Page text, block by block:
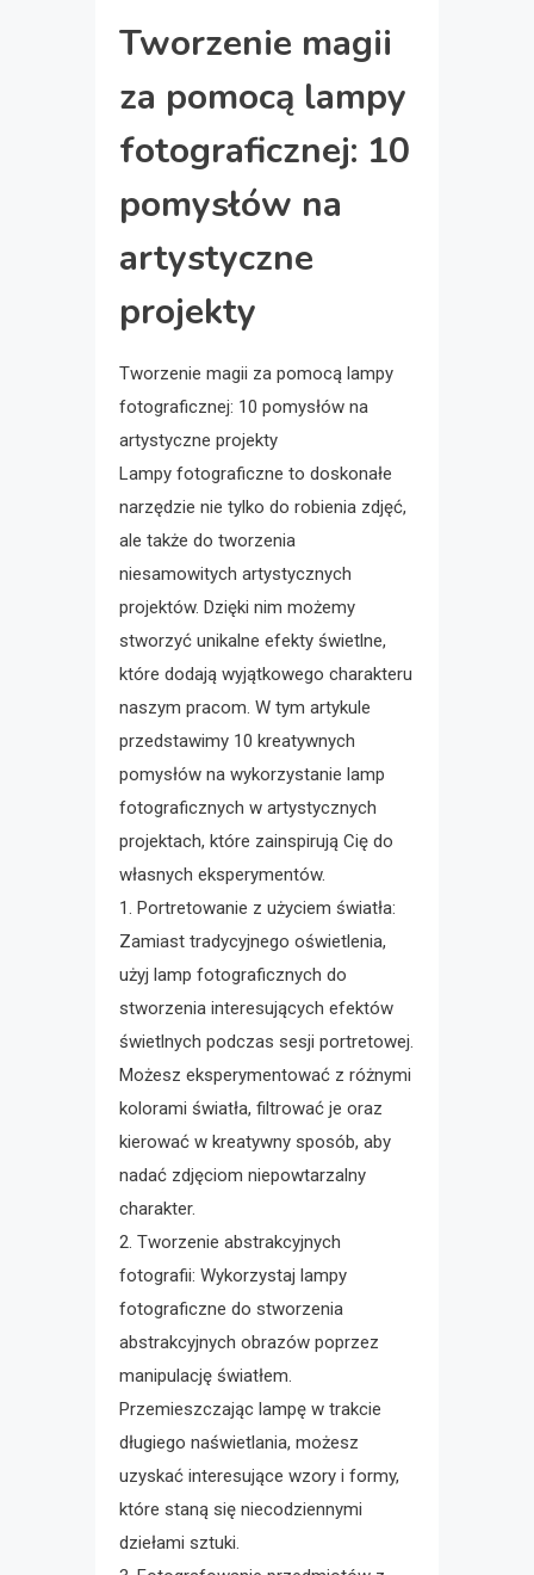
Tworzenie magii
za pomocą lampy
fotograficznej: 10
pomysłów na
artystyczne
projekty
Tworzenie magii za pomocą lampy
fotograficznej: 10 pomysłów na
artystyczne projekty
Lampy fotograficzne to doskonałe
narzędzie nie tylko do robienia zdjęć,
ale także do tworzenia
niesamowitych artystycznych
projektów. Dzięki nim możemy
stworzyć unikalne efekty świetlne,
które dodają wyjątkowego charakteru
naszym pracom. W tym artykule
przedstawimy 10 kreatywnych
pomysłów na wykorzystanie lamp
fotograficznych w artystycznych
projektach, które zainspirują Cię do
własnych eksperymentów.
1. Portretowanie z użyciem światła:
Zamiast tradycyjnego oświetlenia,
użyj lamp fotograficznych do
stworzenia interesujących efektów
świetlnych podczas sesji portretowej.
Możesz eksperymentować z różnymi
kolorami światła, filtrować je oraz
kierować w kreatywny sposób, aby
nadać zdjęciom niepowtarzalny
charakter.
2. Tworzenie abstrakcyjnych
fotografii: Wykorzystaj lampy
fotograficzne do stworzenia
abstrakcyjnych obrazów poprzez
manipulację światłem.
Przemieszczając lampę w trakcie
długiego naświetlania, możesz
uzyskać interesujące wzory i formy,
które staną się niecodziennymi
dziełami sztuki.